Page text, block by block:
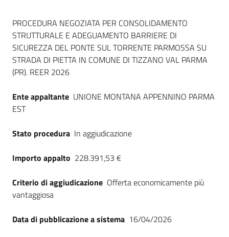
Dati del bando
PROCEDURA NEGOZIATA PER CONSOLIDAMENTO
STRUTTURALE E ADEGUAMENTO BARRIERE DI
SICUREZZA DEL PONTE SUL TORRENTE PARMOSSA SU
STRADA DI PIETTA IN COMUNE DI TIZZANO VAL PARMA
(PR). REER 2026
Ente appaltante UNIONE MONTANA APPENNINO PARMA
EST
Stato procedura In aggiudicazione
Importo appalto 228.391,53 €
Criterio di aggiudicazione Offerta economicamente più
vantaggiosa
Data di pubblicazione a sistema 16/04/2026